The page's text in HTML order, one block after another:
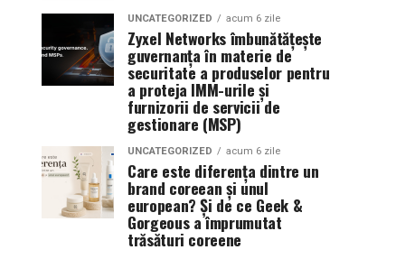
UNCATEGORIZED acum 6 zile
Zyxel Networks îmbunătățește
guvernanța în materie de
securitate a produselor pentru
a proteja IMM-urile și
furnizorii de servicii de
gestionare (MSP)
UNCATEGORIZED acum 6 zile
Care este diferența dintre un
brand coreean și unul
european? Și de ce Geek &
Gorgeous a împrumutat
trăsături coreene